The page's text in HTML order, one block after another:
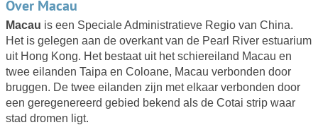
Over Macau
Macau is een Speciale Administratieve Regio van China.
Het is gelegen aan de overkant van de Pearl River estuarium
uit Hong Kong. Het bestaat uit het schiereiland Macau en
twee eilanden Taipa en Coloane, Macau verbonden door
bruggen. De twee eilanden zijn met elkaar verbonden door
een geregenereerd gebied bekend als de Cotai strip waar
stad dromen ligt.